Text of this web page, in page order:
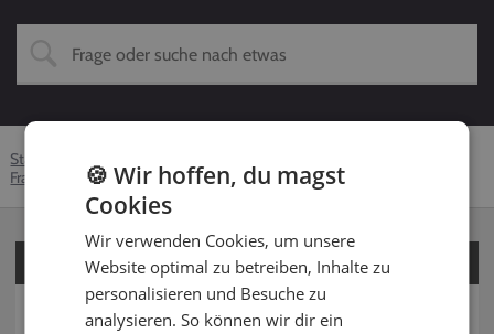
Startseite
Fragen rund um EVELY
So funktioniert EVELY
Für Kunden
Für Dienstleister
🍪 Wir hoffen, du magst
Cookies
Wir verwenden Cookies, um unsere
Website optimal zu betreiben, Inhalte zu
personalisieren und Besuche zu
analysieren. So können wir dir ein